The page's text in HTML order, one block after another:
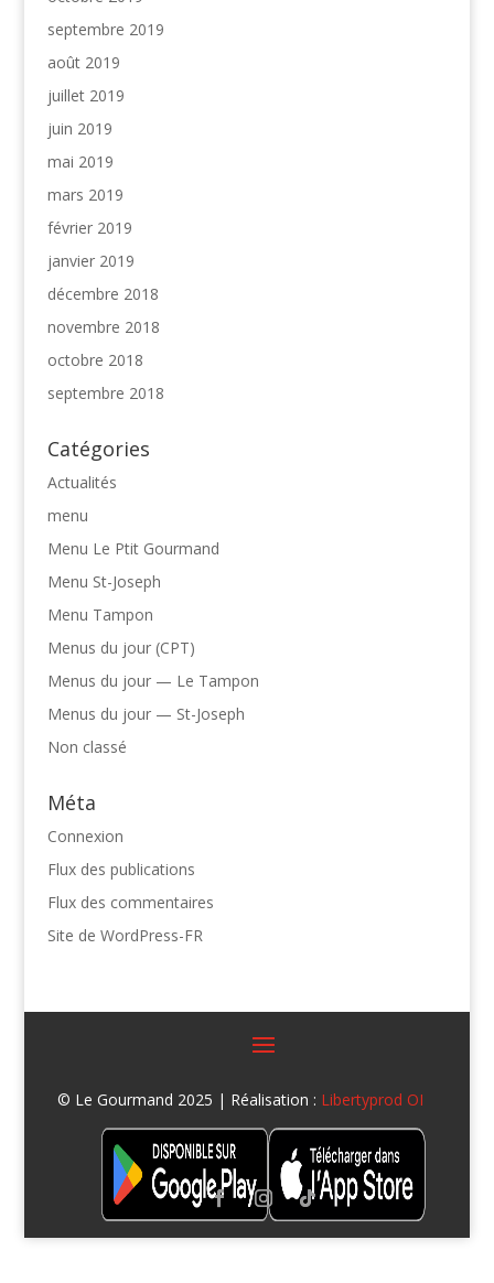
septembre 2019
août 2019
juillet 2019
juin 2019
mai 2019
mars 2019
février 2019
janvier 2019
décembre 2018
novembre 2018
octobre 2018
septembre 2018
Catégories
Actualités
menu
Menu Le Ptit Gourmand
Menu St-Joseph
Menu Tampon
Menus du jour (CPT)
Menus du jour — Le Tampon
Menus du jour — St-Joseph
Non classé
Méta
Connexion
Flux des publications
Flux des commentaires
Site de WordPress-FR
© Le Gourmand 2025 | Réalisation : Libertyprod OI